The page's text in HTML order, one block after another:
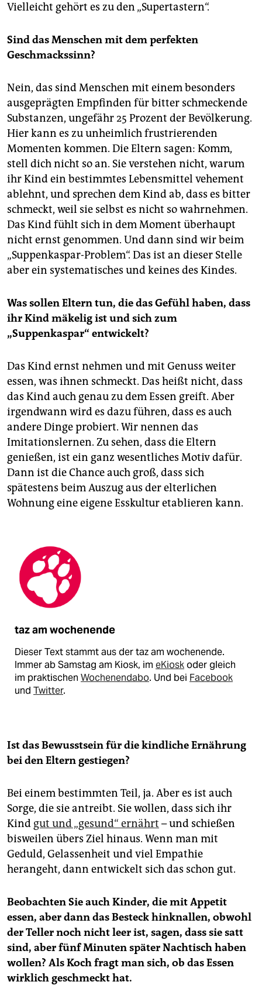
Vielleicht gehört es zu den „Supertastern“.
Sind das Menschen mit dem perfekten
Geschmackssinn?
Nein, das sind Menschen mit einem besonders
ausgeprägten Empfinden für bitter schmeckende
Substanzen, ungefähr 25 Prozent der Bevölkerung.
Hier kann es zu unheimlich frustrierenden
Momenten kommen. Die Eltern sagen: Komm,
stell dich nicht so an. Sie verstehen nicht, warum
ihr Kind ein bestimmtes Lebensmittel vehement
ablehnt, und sprechen dem Kind ab, dass es bitter
schmeckt, weil sie selbst es nicht so wahrnehmen.
Das Kind fühlt sich in dem Moment überhaupt
nicht ernst genommen. Und dann sind wir beim
„Suppenkaspar-Problem“. Das ist an dieser Stelle
aber ein systematisches und keines des Kindes.
Was sollen Eltern tun, die das Gefühl haben, dass
ihr Kind mäkelig ist und sich zum
„Suppenkaspar“ entwickelt?
Das Kind ernst nehmen und mit Genuss weiter
essen, was ihnen schmeckt. Das heißt nicht, dass
das Kind auch genau zu dem Essen greift. Aber
irgendwann wird es dazu führen, dass es auch
andere Dinge probiert. Wir nennen das
Imitationslernen. Zu sehen, dass die Eltern
genießen, ist ein ganz wesentliches Motiv dafür.
Dann ist die Chance auch groß, dass sich
spätestens beim Auszug aus der elterlichen
Wohnung eine eigene Esskultur etablieren kann.
taz am wochenende
Dieser Text stammt aus der taz am wochenende.
Immer ab Samstag am Kiosk, im eKioskoder gleich
im praktischen Wochenendabo. Und bei Facebook
und Twitter.
Ist das Bewusstsein für die kindliche Ernährung
bei den Eltern gestiegen?
Bei einem bestimmten Teil, ja. Aber es ist auch
Sorge, die sie antreibt. Sie wollen, dass sich ihr
Kind gut und „gesund“ ernährt – und schießen
bisweilen übers Ziel hinaus. Wenn man mit
Geduld, Gelassenheit und viel Empathie
herangeht, dann entwickelt sich das schon gut.
Beobachten Sie auch Kinder, die mit Appetit
essen, aber dann das Besteck hinknallen, obwohl
der Teller noch nicht leer ist, sagen, dass sie satt
sind, aber fünf Minuten später Nachtisch haben
wollen? Als Koch fragt man sich, ob das Essen
wirklich geschmeckt hat.